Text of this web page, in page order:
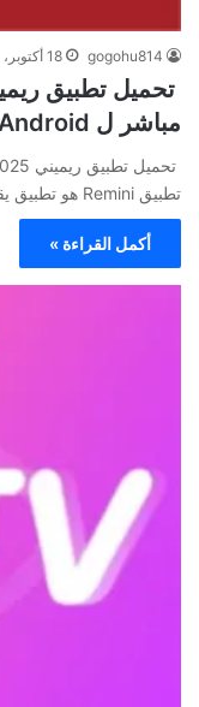
gogohu814 18 أكتوبر، 2024
مباشر ل Android
تطبيق Remini هو تطبيق يقوم باستعادة الصور ويضيف عليها العديد…
أكمل القراءة »